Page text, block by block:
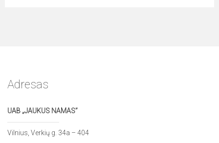
Adresas
UAB „JAUKUS NAMAS”
Vilnius, Verkių g. 34a – 404